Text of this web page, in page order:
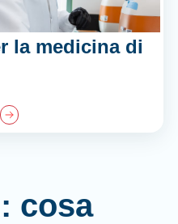
la medicina di
cosa